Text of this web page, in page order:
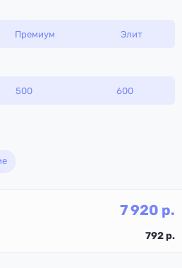
Премиум Элит
500 600
7 920 р.
792р.